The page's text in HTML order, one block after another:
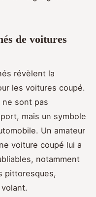
de voitures
révèlent la
les voitures coupé.
ne sont pas
mais un symbole
Un amateur
voiture coupé lui a
notamment
pittoresques,